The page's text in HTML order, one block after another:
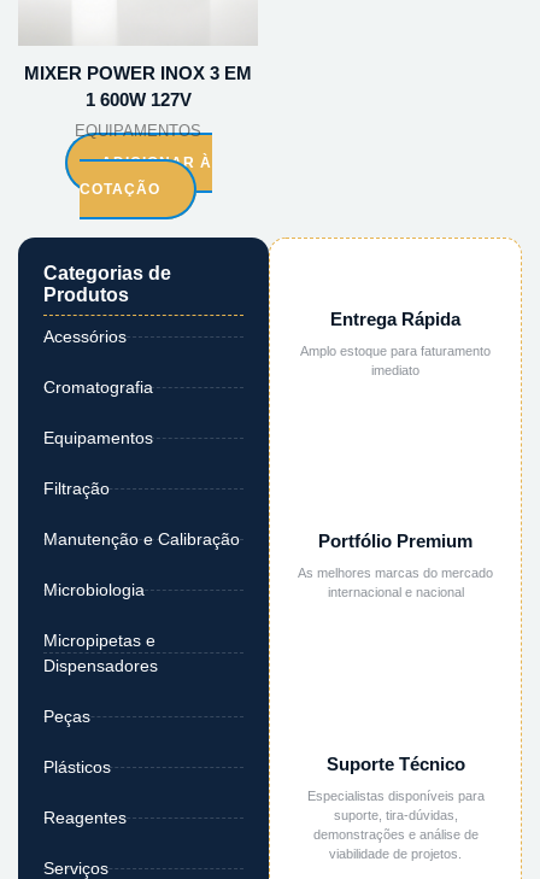
Categorias de
Produtos
Acessórios
Cromatografia
Equipamentos
Filtração
Manutenção e Calibração
Microbiologia
Micropipetas e
Dispensadores
Peças
Plásticos
Reagentes
Serviços
Entrega Rápida
Amplo estoque para faturamento
imediato
Portfólio Premium
As melhores marcas do mercado
internacional e nacional
Suporte Técnico
Especialistas disponíveis para
suporte, tira-dúvidas,
demonstrações e análise de
viabilidade de projetos.
MIXER POWER INOX 3 EM
1 600W 127V
EQUIPAMENTOS
ADICIONAR À
COTAÇÃO